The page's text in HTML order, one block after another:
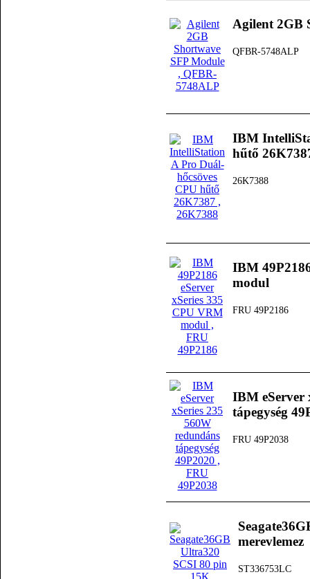
Agilent 2GB
QFBR-5748ALP
IBM
hűtő
26K7388
IBM
modul
FRU 49P2186
IBM eServer
tápegység
FRU 49P2038
merevlemez
ST336753LC